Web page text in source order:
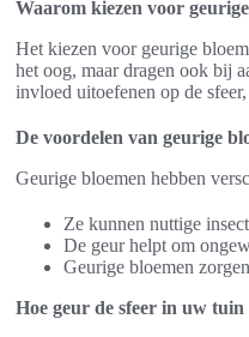
Waarom kiezen voor
Het kiezen voor geurige
het oog, maar dragen ook bij
invloed uitoefenen op de
De voordelen van geurige
Geurige bloemen hebben
Ze kunnen nuttige
De geur helpt om
Geurige bloemen
Hoe geur de sfeer in uw